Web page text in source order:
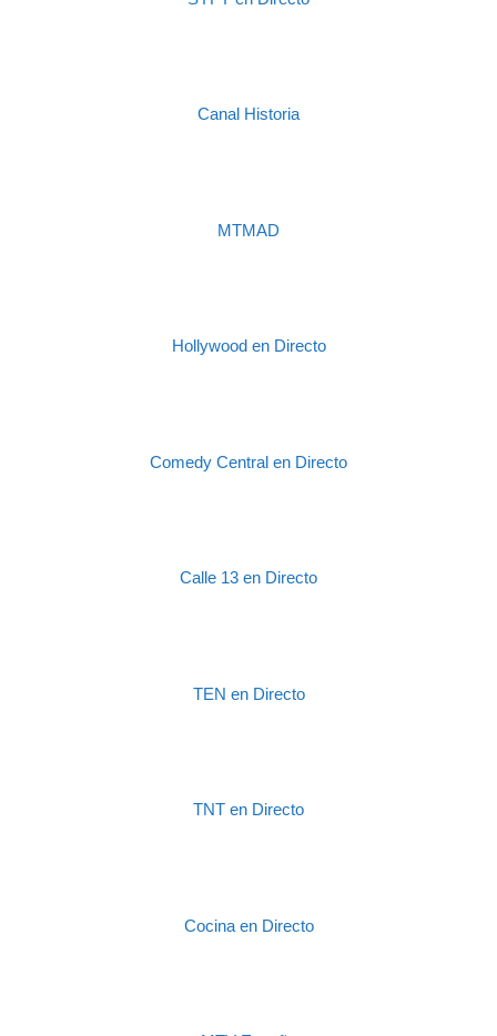
Canal Historia
MTMAD
Hollywood en Directo
Comedy Central en Directo
Calle 13 en Directo
TEN en Directo
TNT en Directo
Cocina en Directo